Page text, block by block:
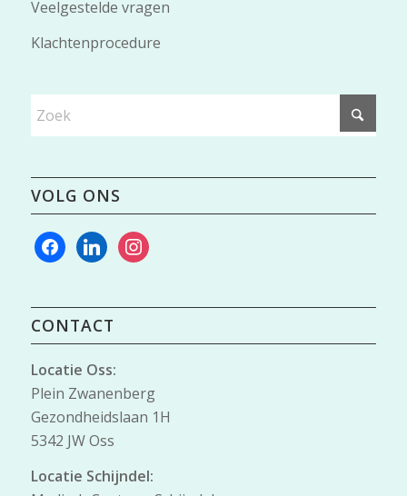
Veelgestelde vragen
Klachtenprocedure
VOLG ONS
facebooklinkedininstagram
CONTACT
Locatie Oss:
Plein Zwanenberg
Gezondheidslaan 1H
5342 JW Oss
Locatie Schijndel: